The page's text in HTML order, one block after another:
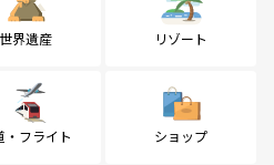
世界遺産 リゾート
・フライト ショップ